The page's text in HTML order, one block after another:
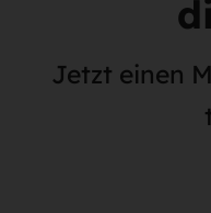
Jetzt einen